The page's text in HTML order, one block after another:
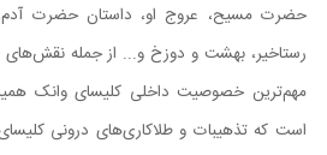
حضرت مسیح، عروج او، داستان حضرت آدم،
رستاخیر، بهشت و دوزخ و... از جمله
مهم‌ترین خصوصیت داخلی کلیسای وانک
است که تذهیبات و طلاکاری‌های درونی